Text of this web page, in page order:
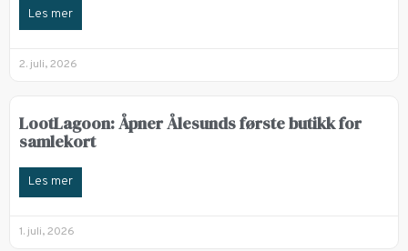
Les mer
2. juli, 2026
LootLagoon: Åpner Ålesunds første butikk for
samlekort
Les mer
1. juli, 2026